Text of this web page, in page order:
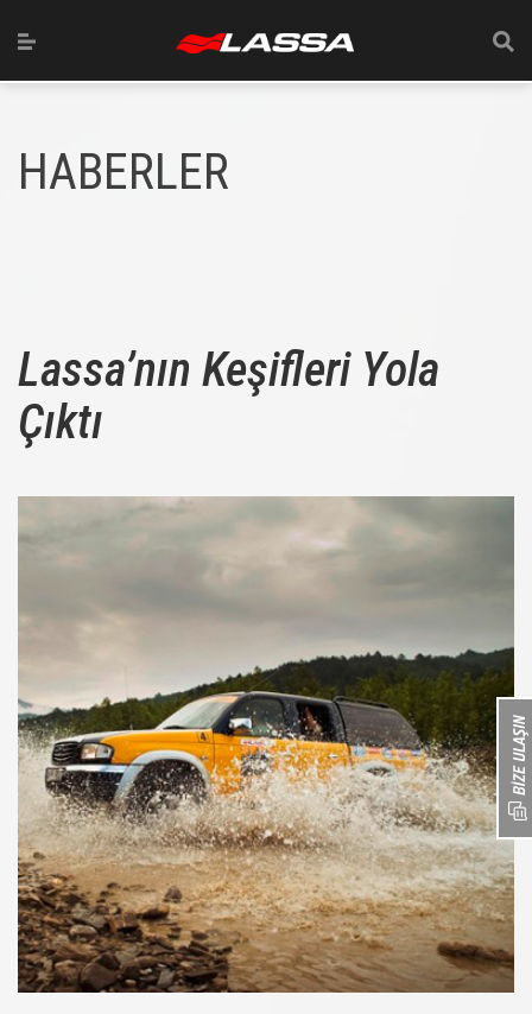
HABERLER
Lassa’nın Keşifleri Yola
Çıktı